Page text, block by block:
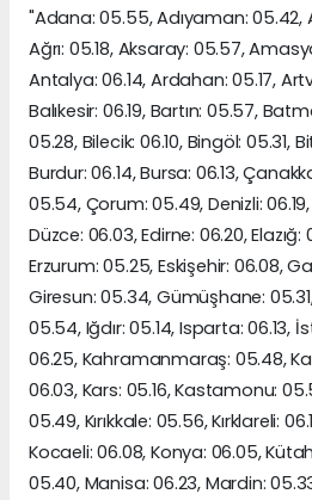
"Adana: 05.55, Adıyaman: 05.42,
Ağrı: 05.18, Aksaray: 05.57,
Antalya: 06.14, Ardahan: 05.17,
Balıkesir: 06.19, Bartın: 05.57,
05.28, Bilecik: 06.10, Bingöl: 05.31,
Burdur: 06.14, Bursa: 06.13,
05.54, Çorum: 05.49, Denizli:
Düzce: 06.03, Edirne: 06.20,
Erzurum: 05.25, Eskişehir: 06.08,
Giresun: 05.34, Gümüşhane:
05.54, Iğdır: 05.14, Isparta: 06.13,
06.25, Kahramanmaraş: 05.48,
06.03, Kars: 05.16, Kastamonu:
05.49, Kırıkkale: 05.56, Kırklareli:
Kocaeli: 06.08, Konya: 06.05,
05.40, Manisa: 06.23, Mardin: